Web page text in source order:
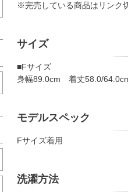
※完売している商品はリンク
サイズ
■Fサイズ
身幅89.0cm 着丈58.0/
モデルスペック
Fサイズ着用
洗濯方法